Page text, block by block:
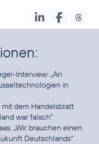
Interview: „An
in
dem Handelsblatt:
war falsch“
„Wir brauchen einen
Deutschlands“